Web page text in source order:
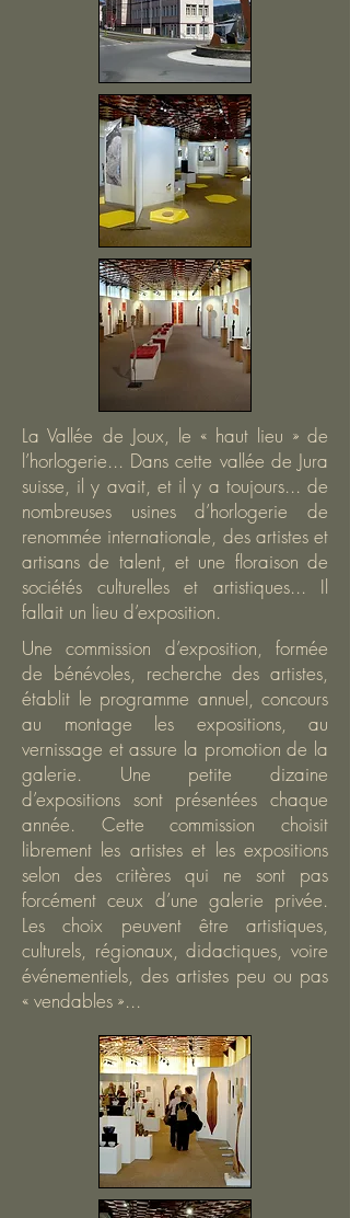
La Vallée de Joux, le « haut lieu » de
l’horlogerie... Dans cette vallée de Jura
suisse, il y avait, et il y a toujours... de
nombreuses usines d’horlogerie de
renommée internationale, des artistes et
artisans de talent, et une floraison de
sociétés culturelles et artistiques... Il
fallait un lieu d’exposition.
Une commission d’exposition, formée
de bénévoles, recherche des artistes,
établit le programme annuel, concours
au montage les expositions, au
vernissage et assure la promotion de la
galerie. Une petite dizaine
d’expositions sont présentées chaque
année. Cette commission choisit
librement les artistes et les expositions
selon des critères qui ne sont pas
forcément ceux d’une galerie privée.
Les choix peuvent être artistiques,
culturels, régionaux, didactiques, voire
événementiels, des artistes peu ou pas
« vendables »...